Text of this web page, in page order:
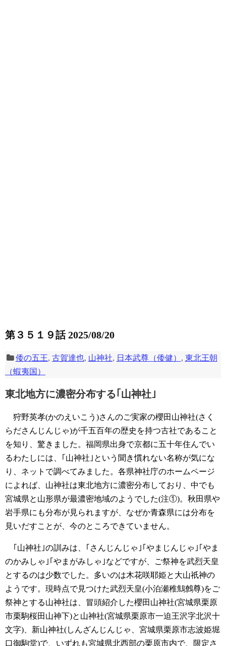
第３５１９話 2025/08/20
倭の五王, 古賀達也, 山神社, 日本武尊（倭健） , 東北王朝
（蝦夷国）
東北地方に濃密分布する｢山神社｣
狩野英孝(かのえいこう)さんのご実家の櫻田山神社(さく
らださんじんじゃ)が千五百年の歴史を持つ古社であること
を知り、驚きました。福岡県出身で京都に五十年住んでい
るわたしには、｢山神社｣という聞き慣れない名称が気にな
り、ネットで調べてみました。各県神社庁のホームページ
によれば、山神社は東北地方に濃密分布しており、中でも
宮城県と山形県が最濃密地域のようでした(注①)。秋田県や
岩手県にも分布が見られますが、なぜか青森県には分布を
見いだすことが、今のところできていません。
｢山神社｣の訓みは、｢さんじんじゃ｣｢やまじんじゃ｣｢やま
のかみしゃ｣｢やまがみしゃ｣などですが、ご祭神を武烈天皇
とするのは少数でした。多いのは木花咲耶姫と大山祇神の
ようです。現時点で見つけた武烈天皇(小泊瀬稚鷦鷯尊)をご
祭神とする山神社は、冒頭紹介した櫻田山神社(宮城県栗原
市栗駒桜田山神下)と山神社(宮城県栗原市一迫王沢字北沢十
文字)、新山神社(しんざんじんじゃ、宮城県栗原市志波姫堀
口御駒堂)で、いずれも宮城県北西部の栗原市内で、限定さ